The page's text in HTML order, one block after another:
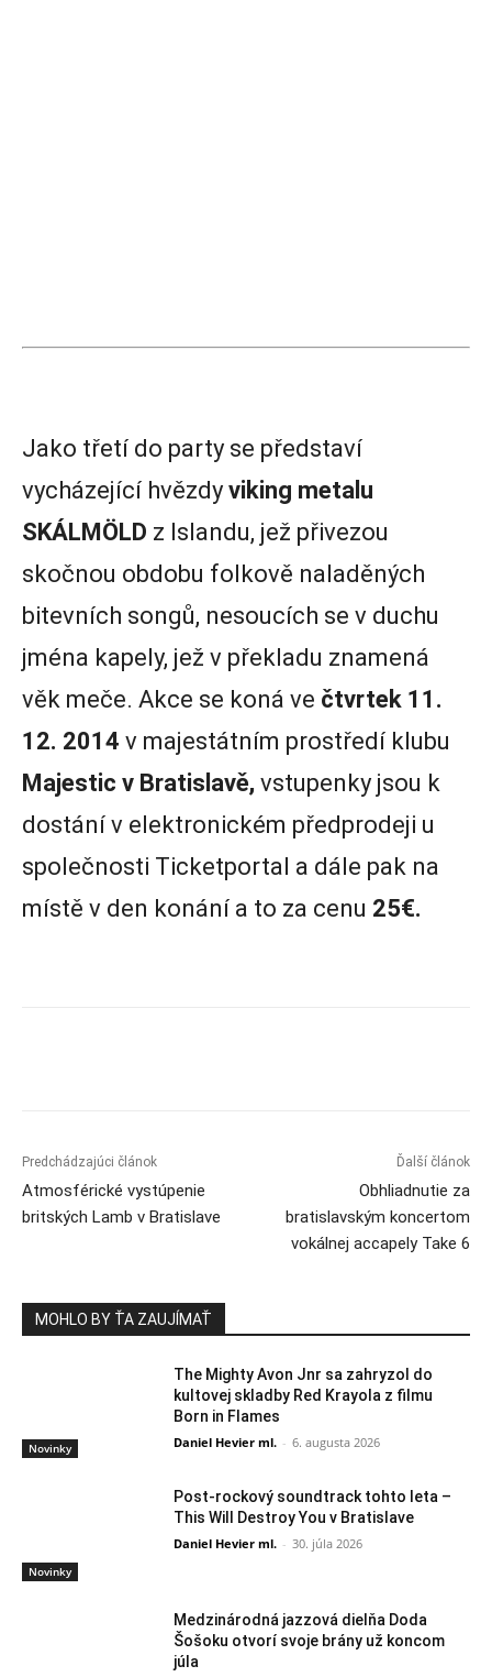
Jako třetí do party se představí
vycházející hvězdy viking metalu
SKÁLMÖLD z Islandu, jež přivezou
skočnou obdobu folkově naladěných
bitevních songů, nesoucích se v duchu
jména kapely, jež v překladu znamená
věk meče. Akce se koná ve čtvrtek 11.
12. 2014 v majestátním prostředí klubu
Majestic v Bratislavě, vstupenky jsou k
dostání v elektronickém předprodeji u
společnosti Ticketportal a dále pak na
místě v den konání a to za cenu 25€.
Predchádzajúci článok
Atmosférické vystúpenie
britských Lamb v Bratislave
Ďalší článok
Obhliadnutie za
bratislavským koncertom
vokálnej accapely Take 6
MOHLO BY ŤA ZAUJÍMAŤ
Novinky
The Mighty Avon Jnr sa zahryzol do
kultovej skladby Red Krayola z filmu
Born in Flames
Daniel Hevier ml. - 6. augusta 2026
Novinky
Post-rockový soundtrack tohto leta –
This Will Destroy You v Bratislave
Daniel Hevier ml. - 30. júla 2026
Medzinárodná jazzová dielňa Doda
Šošoku otvorí svoje brány už koncom
júla